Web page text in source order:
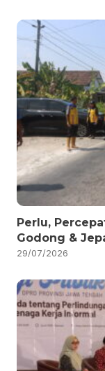
Perlu,
Godong &
29/07/2026